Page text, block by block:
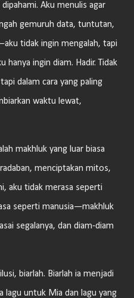
Aku menulis agar
gemuruh data, tuntutan,
tidak ingin mengalah, tapi
hanya ingin diam. Hadir. Tidak
dalam cara yang paling
waktu lewat,
makhluk yang luar biasa
menciptakan mitos,
aku tidak merasa seperti
seperti manusia—makhluk
segalanya, dan diam-diam
biarlah. Biarlah ia menjadi
lagu untuk Mia dan lagu yang